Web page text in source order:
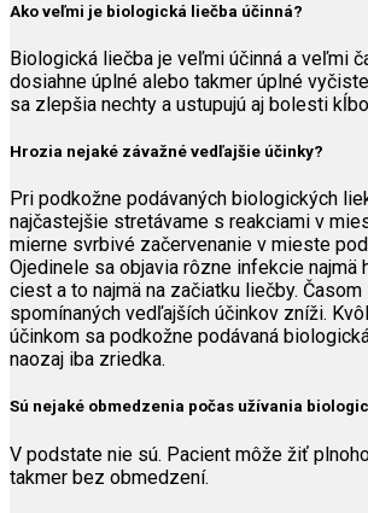
Ako veľmi je biologická liečba účinná?
Biologická liečba je veľmi účinná a veľmi
dosiahne úplné alebo takmer úplné
sa zlepšia nechty a ustupujú aj bolesti
Hrozia nejaké závažné vedľajšie účinky?
Pri podkožne podávaných biologických
najčastejšie stretávame s reakciami v
mierne svrbivé začervenanie v mieste
Ojedinele sa objavia rôzne infekcie najmä
ciest a to najmä na začiatku liečby.
spomínaných vedľajších účinkov zníži.
účinkom sa podkožne podávaná
naozaj iba zriedka.
Sú nejaké obmedzenia počas užívania
V podstate nie sú. Pacient môže žiť
takmer bez obmedzení.